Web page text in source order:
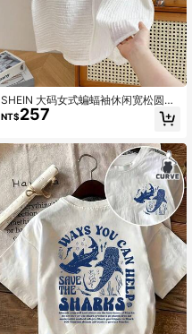
SHEIN 大码女式蝙蝠袖休闲宽松圆领
T恤
NT$257